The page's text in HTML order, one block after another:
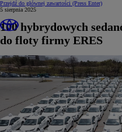
Przejdź do głównej zawartości (Press Enter)
5 sierpnia 2025
100 hybrydowych
do floty firmy ERES